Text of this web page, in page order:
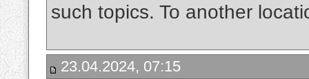
such topics. To another
23.04.2024, 07:15